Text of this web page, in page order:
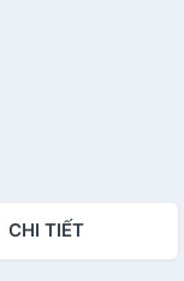
CHI TIẾT